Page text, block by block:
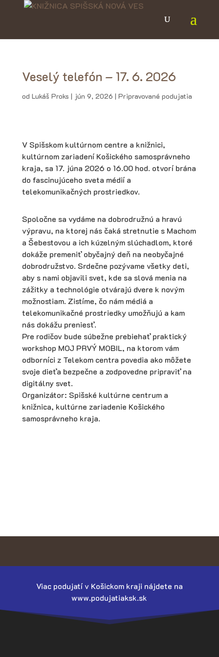
Veselý telefón – 17. 6. 2026
od Lukáš Proks | jún 9, 2026 | Pripravované podujatia
V Spišskom kultúrnom centre a knižnici,
kultúrnom zariadení Košického samosprávneho
kraja, sa 17. júna 2026 o 16.00 hod. otvorí brána
do fascinujúceho sveta médií a
telekomunikačných prostriedkov.
Spoločne sa vydáme na dobrodružnú a hravú
výpravu, na ktorej nás čaká stretnutie s Machom
a Šebestovou a ich kúzelným slúchadlom, ktoré
dokáže premeniť obyčajný deň na neobyčajné
dobrodružstvo. Srdečne pozývame všetky deti,
aby s nami objavili svet, kde sa slová menia na
zážitky a technológie otvárajú dvere k novým
možnostiam. Zistíme, čo nám médiá a
telekomunikačné prostriedky umožňujú a kam
nás dokážu preniesť.
Pre rodičov bude súbežne prebiehať praktický
workshop MOJ PRVÝ MOBIL, na ktorom vám
odborníci z Telekom centra povedia ako môžete
svoje dieťa bezpečne a zodpovedne pripraviť na
digitálny svet.
Organizátor: Spišské kultúrne centrum a
knižnica, kultúrne zariadenie Košického
samosprávneho kraja.
Viac podujatí v Košickom kraji nájdete na
www.podujatiaksk.sk